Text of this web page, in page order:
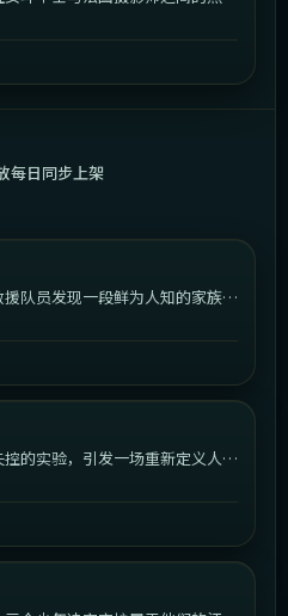
每日同步上架
队员发现一段鲜为人知的家族秘
的实验，引发一场重新定义人类